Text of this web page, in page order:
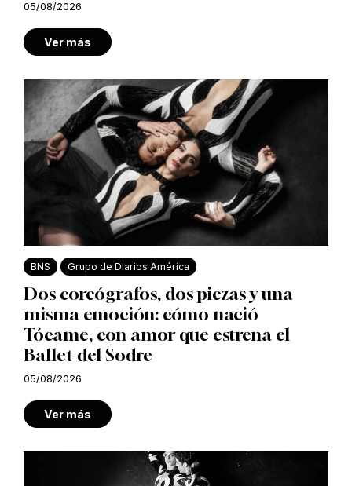
05/08/2026
Ver más
BNS Grupo de Diarios América
Dos coreógrafos, dos piezas y una
misma emoción: cómo nació
Tócame, con amor que estrena el
Ballet del Sodre
05/08/2026
Ver más